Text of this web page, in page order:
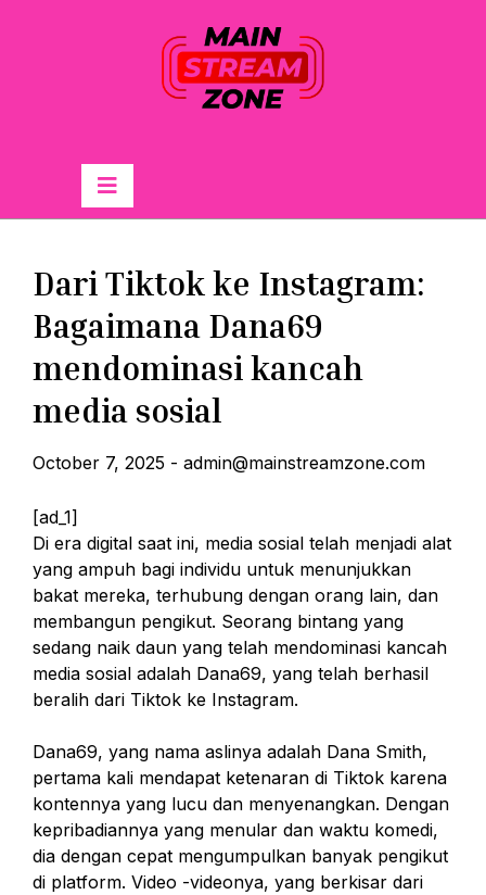
Primary
Menu
Dari Tiktok ke Instagram:
Bagaimana Dana69
mendominasi kancah
media sosial
October 7, 2025 - admin@mainstreamzone.com
[ad_1]
Di era digital saat ini, media sosial telah menjadi alat
yang ampuh bagi individu untuk menunjukkan
bakat mereka, terhubung dengan orang lain, dan
membangun pengikut. Seorang bintang yang
sedang naik daun yang telah mendominasi kancah
media sosial adalah Dana69, yang telah berhasil
beralih dari Tiktok ke Instagram.
Dana69, yang nama aslinya adalah Dana Smith,
pertama kali mendapat ketenaran di Tiktok karena
kontennya yang lucu dan menyenangkan. Dengan
kepribadiannya yang menular dan waktu komedi,
dia dengan cepat mengumpulkan banyak pengikut
di platform. Video -videonya, yang berkisar dari